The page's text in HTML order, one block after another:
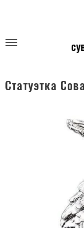
Статуэтка